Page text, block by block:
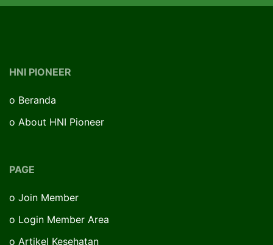
HNI PIONEER
o Beranda
o About HNI Pioneer
PAGE
o Join Member
o Login Member Area
o Artikel Kesehatan